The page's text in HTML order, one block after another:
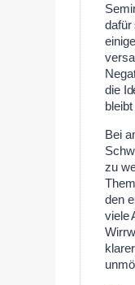
dafür
die
bleibt
Bei
zu
den
viele